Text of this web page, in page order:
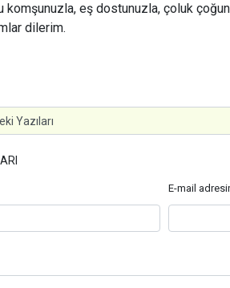
komşunuzla, eş dostunuzla, çoluk
dilerim.
E-mail